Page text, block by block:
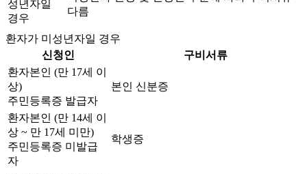
성년자일
경우
다름
환자가 미성년자일 경우
신청인
구비서류
환자본인 (만 17세 이
상)
주민등록증 발급자
본인 신분증
환자본인 (만 14세 이
상 ~ 만 17세 미만)
주민등록증 미발급
자
학생증